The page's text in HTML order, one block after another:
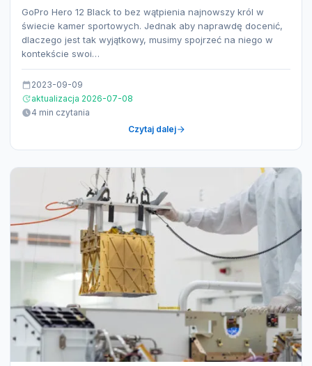
GoPro Hero 12 Black to bez wątpienia najnowszy król w
świecie kamer sportowych. Jednak aby naprawdę docenić,
dlaczego jest tak wyjątkowy, musimy spojrzeć na niego w
kontekście swoi…
2023-09-09
aktualizacja 2026-07-08
4 min czytania
Czytaj dalej